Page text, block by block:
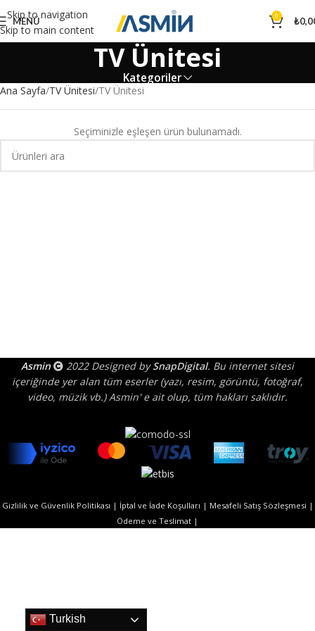
Skip to navigation
Skip to main content
MENÜ 0 ₺
TV Ünitesi
Kategoriler
Ana Sayfa TV Ünitesi TV Ünitesi
Seçiminizle eşleşen ürün bulunamadı.
Asmin 2022 Designed bySnapDigital. Bu internet sitesi
içeriğinde yer alan tüm eserler (yazı, resim, görüntü, fotoğraf,
video, müzik vb.) Asmin' e ait olup, tüm hakları saklıdır.
Gizlilik ve Güvenlik Politikası | İptal ve İade Koşulları | Mesafeli Satış Sözleşmesi |
Ödeme ve Teslimat |
Turkish